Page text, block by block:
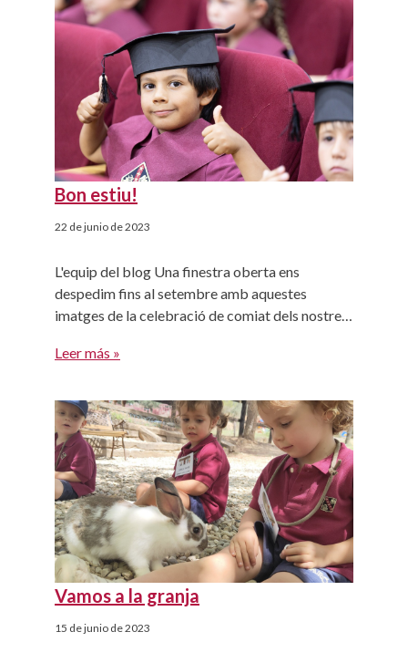
Bon estiu!
22 de junio de 2023
L'equip del blog Una finestra oberta ens
despedim fins al setembre amb aquestes
imatges de la celebració de comiat dels nostres
teniu molts articles amb idees per fer aquest
manualitats... Que passeu un bon estiu i gaudiu
del temps en família!
Leer más »
Vamos a la granja
15 de junio de 2023